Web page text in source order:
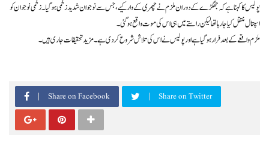
پولیس کا کہنا ہے کہ جھگڑے کے دوران ملزم نے چھری کے وار کیے، جس سے نوجوان شدید زخمی ہو گیا۔ زخمی نوجوان کو
اسپتال منتقل کیا جا رہا تھا لیکن راستے میں ہی اس کی موت واقع ہو گئی۔
ملزم واقعے کے بعد فرار ہو گیا ہے اور پولیس نے اس کی تلاش شروع کر دی ہے۔ مزید تحقیقات جاری ہیں۔
Share on Facebook Share on Twitter